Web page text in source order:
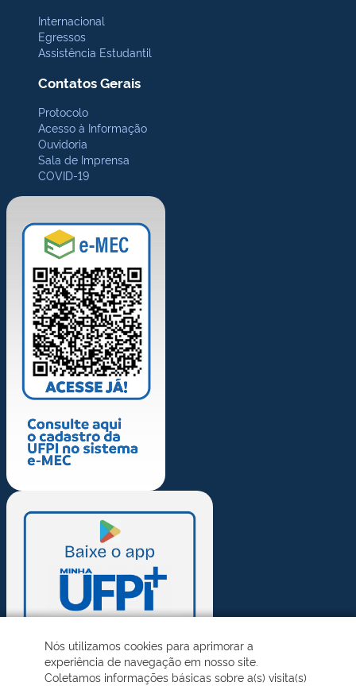
Internacional
Egressos
Assistência Estudantil
Contatos Gerais
Protocolo
Acesso à Informação
Ouvidoria
Sala de Imprensa
COVID-19
Nós utilizamos cookies para aprimorar a
experiência de navegação em nosso site.
Coletamos informações básicas sobre a(s) visita(s)